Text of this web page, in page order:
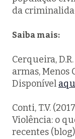
da
Saiba mais:
Cerqueira,
armas, Menos
Disponível
Conti, T.V.
Violência: o
recentes